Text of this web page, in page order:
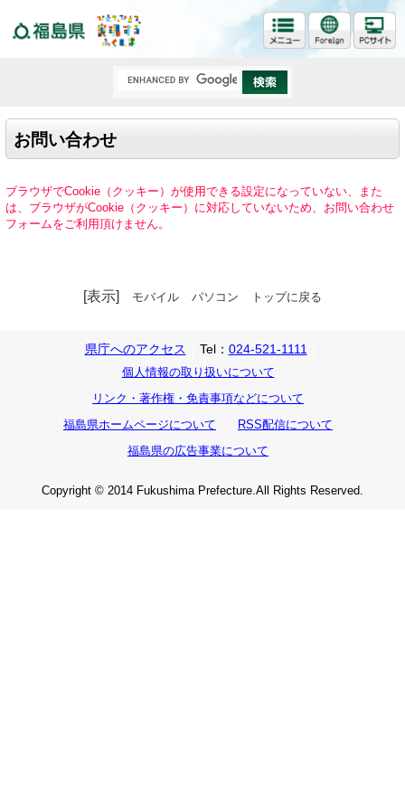
お問い合わせ
ブラウザでCookie（クッキー）が使用できる設定になっていない、また
は、ブラウザがCookie（クッキー）に対応していないため、お問い合わせ
フォームをご利用頂けません。
[表示] モバイル パソコン トップに戻る
県庁へのアクセス Tel： 024-521-1111
個人情報の取り扱いについて
リンク・著作権・免責事項などについて
福島県ホームページについて
RSS配信について
福島県の広告事業について
Copyright © 2014 Fukushima Prefecture.All Rights Reserved.